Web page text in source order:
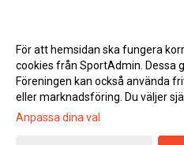
Gå till
För att hemsidan ska fungera
cookies från SportAdmin. Dessa
Föreningen kan också använda
eller marknadsföring. Du väljer
Anpassa dina val